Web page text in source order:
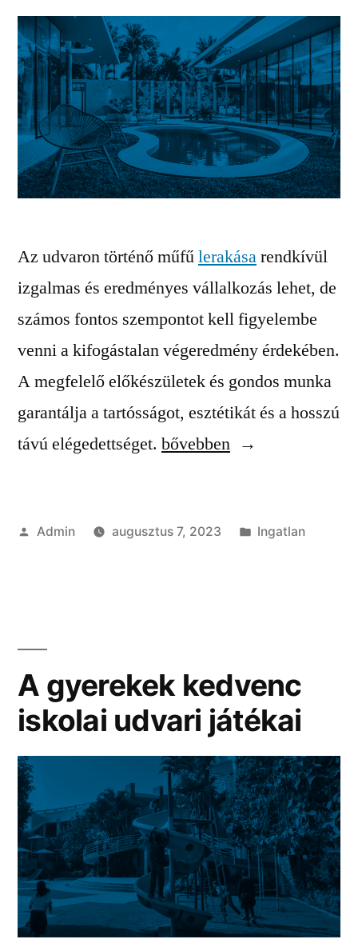
Az udvaron történő műfűlerakásarendkívül
izgalmas és eredményes vállalkozás lehet, de
számos fontos szempontot kell figyelembe
venni a kifogástalan végeredmény érdekében.
A megfelelő előkészületek és gondos munka
garantálja a tartósságot, esztétikát és a hosszú
távú elégedettséget. “Műfű
udvaron:
igénylő
tényezők”
bővebben
Szerző:
Admin augusztus 7, 2023 Kategória:
Ingatlan
A gyerekek kedvenc
iskolai udvari játékai